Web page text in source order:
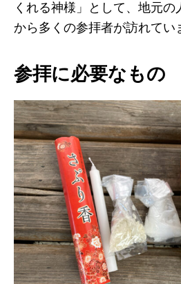
くれる神様」として、地元の
から多くの参拝者が訪れてい
参拝に必要なもの